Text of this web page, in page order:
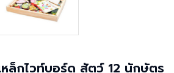
หล็กไวท์บอร์ด สัตว์ 12 นักษัตร